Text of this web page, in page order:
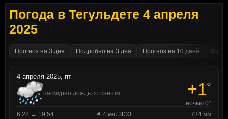
Погода в Тегульдете 4 апреля
2025
Прогноз на 3 дня Подробно на 3 дня Прогноз на 10 дней
4 апреля 2025, пт
пасмурно дождь со снегом +1°
ночью 0°
6:28 → 19:54
4 м/с ЗЮЗ
734 мм